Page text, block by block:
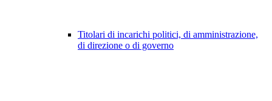
Titolari di incarichi politici, di amministrazione,
di direzione o di governo